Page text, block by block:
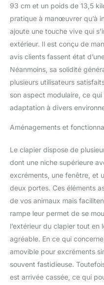
x
de
93 cm et un poids de 13,5
pratique à manœuvrer qu’à
ajoute une touche vive qui
extérieur. Il est conçu de
avis clients fassent état
Néanmoins, sa solidité
plusieurs utilisateurs
son aspect modulaire, ce
adaptation à divers
Aménagements et
Le clapier dispose de
dont une niche supérieure
excréments, une fenêtre, et
deux portes. Ces éléments
de vos animaux mais
rampe leur permet de se
l’extérieur du clapier tout en
agréable. En ce qui
amovible pour excréments
souvent fastidieuse.
est arrivée cassée, ce qui